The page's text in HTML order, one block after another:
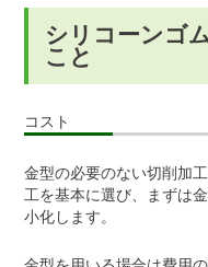
シリコーンゴ
こと
コスト
金型の必要のない切削加
工を基本に選び、まずは
小化します。